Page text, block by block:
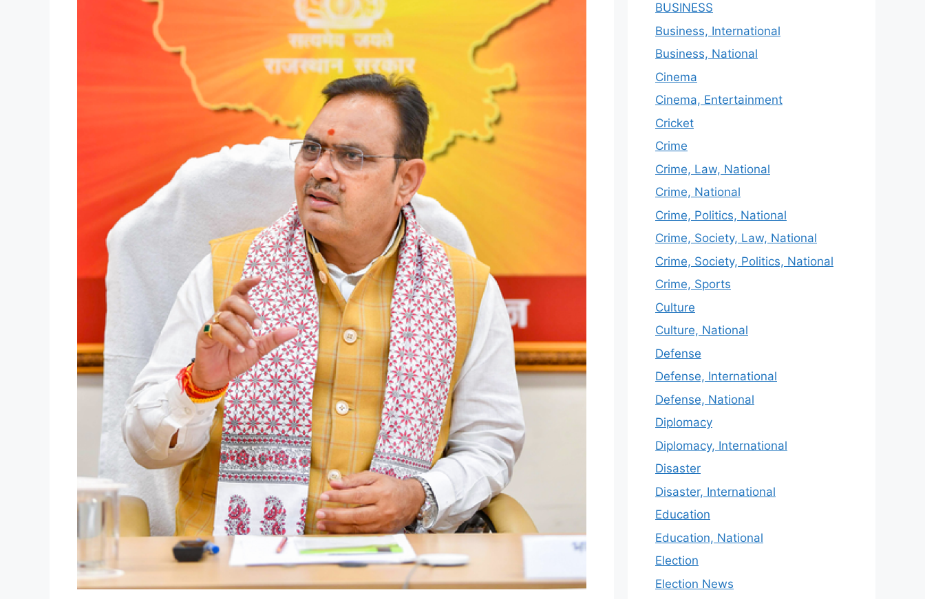
BUSINESS
Business, International
Business, National
Cinema
Cinema, Entertainment
Cricket
Crime
Crime, Law, National
Crime, National
Crime, Politics, National
Crime, Society, Law, National
Crime, Society, Politics, National
Crime, Sports
Culture
Culture, National
Defense
Defense, International
Defense, National
Diplomacy
Diplomacy, International
Disaster
Disaster, International
Education
Education, National
Election
Election News